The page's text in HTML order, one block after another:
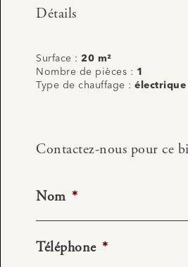
Détails
Surface : 20 m²
Nombre de pièces : 1
Type de chauffage : électrique
Contactez-nous pour ce
Nom *
Téléphone *